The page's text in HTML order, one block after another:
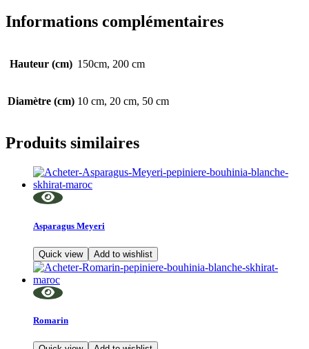
Informations complémentaires
Hauteur (cm) 150cm, 200 cm
Diamètre (cm) 10 cm, 20 cm, 50 cm
Produits similaires
Asparagus Meyeri
Quick view Add to wishlist
Romarin